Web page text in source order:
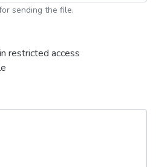
sending the file.
restricted access